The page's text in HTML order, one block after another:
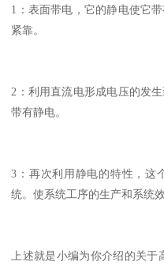
1：表面带电，它的静电使它
紧靠。
2：利用直流电形成电压的发
带有静电。
3：再次利用静电的特性，这
统。使系统工序的生产和系统
上述就是小编为你介绍的关